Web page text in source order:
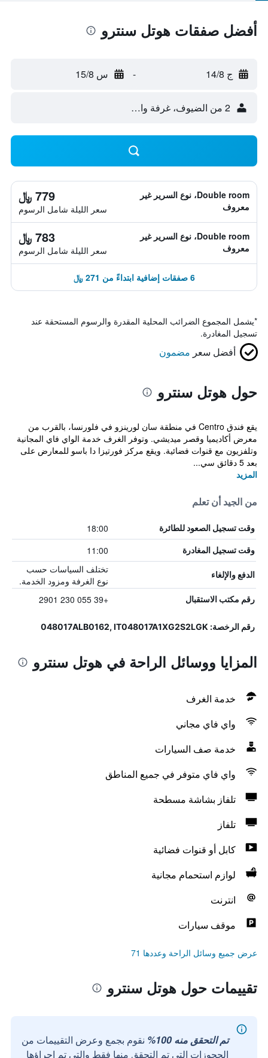
أفضل صفقات هوتل سنترو
ج 14/8 - س 15/8
2 من الضيوف، غرفة واحدة
Double room، نوع السرير غير
معروف
779 ﷼
سعر الليلة شامل الرسوم
Double room، نوع السرير غير
معروف
783 ﷼
سعر الليلة شامل الرسوم
6 صفقات إضافية ابتداءً من 271 ﷼
*يشمل المجموع الضرائب المحلية المقدرة والرسوم المستحقة عند
تسجيل المغادرة.
أفضل سعر مضمون
حول هوتل سنترو
يقع فندق Centro في منطقة سان لورينزو في فلورنسا، بالقرب من
معرض أكاديميا وقصر ميديشي. وتوفر الغرف خدمة الواي فاي المجانية
وتلفزيون مع قنوات فضائية. ويقع مركز فورتيزا دا باسو للمعارض على
بعد 5 دقائق سي...
المزيد
من الجيد أن تعلم
وقت تسجيل الصعود للطائرة 18:00
وقت تسجيل المغادرة 11:00
الدفع والإلغاء
تختلف السياسات حسب
نوع الغرفة ومزود الخدمة.
رقم مكتب الاستقبال +39 055 230 2901
رقم الرخصة: 048017ALB0162, IT048017A1XG2S2LGK
المزايا ووسائل الراحة في هوتل سنترو
خدمة الغرف
واي فاي مجاني
خدمة صف السيارات
واي فاي متوفر في جميع المناطق
تلفاز بشاشة مسطحة
تلفاز
كابل أو قنوات فضائية
لوازم استحمام مجانية
انترنت
موقف سيارات
عرض جميع وسائل الراحة وعددها 71
تقييمات حول هوتل سنترو
تم التحقق منه 100%
نقوم بجمع وعرض التقييمات من
الحجوزات التي تم التحقق منها فقط والتي تم إجراؤها